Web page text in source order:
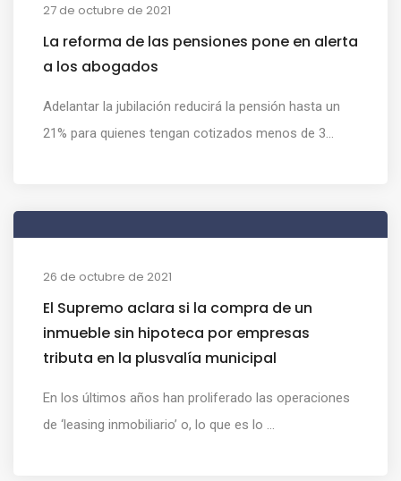
27 de octubre de 2021
La reforma de las pensiones pone en alerta
a los abogados
Adelantar la jubilación reducirá la pensión hasta un
21% para quienes tengan cotizados menos de 3...
26 de octubre de 2021
El Supremo aclara si la compra de un
inmueble sin hipoteca por empresas
tributa en la plusvalía municipal
En los últimos años han proliferado las operaciones
de ‘leasing inmobiliario’ o, lo que es lo ...